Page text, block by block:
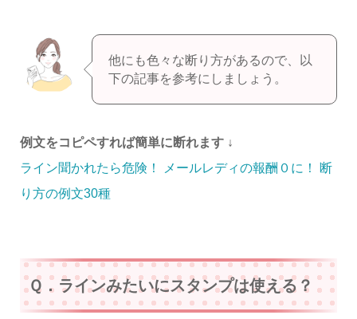
他にも色々な断り方があるので、以
下の記事を参考にしましょう。
例文をコピペすれば簡単に断れます ↓
ライン聞かれたら危険！ メールレディの報酬０に！ 断
り方の例文30種
Ｑ．ラインみたいにスタンプは使える？